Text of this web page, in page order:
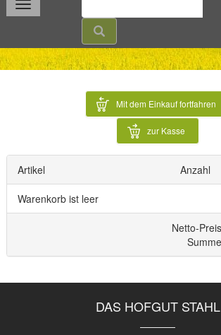
Mit dem Einkauf fortfahren
zur Kasse
DAS HOFGUT STAHL